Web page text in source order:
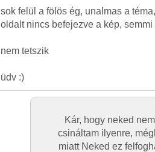
sok felül a fölös ég, unalmas a
oldalt nincs befejezve a kép,
nem tetszik
üdv :)
Kár, hogy neked
csináltam ilyenre,
miatt Neked ez